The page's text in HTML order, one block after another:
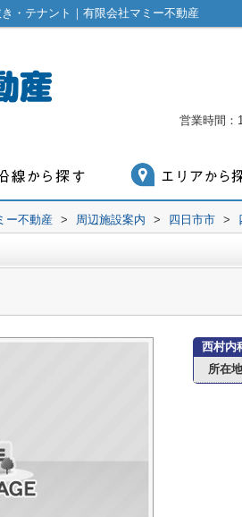
・テナント｜有限会社マミー不動産
営業時間：
ー不動産 > 周辺施設案内 > 四日市市 >
西村内
所在地